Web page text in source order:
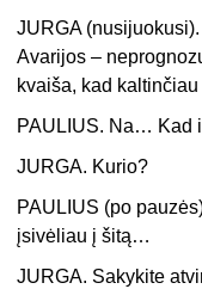
JURGA
Avarijos –
kvaiša, kad
PAULIUS. Na… Kad
JURGA. Kurio?
PAULIUS (po
įsivėliau į šitą…
JURGA. Sakykite